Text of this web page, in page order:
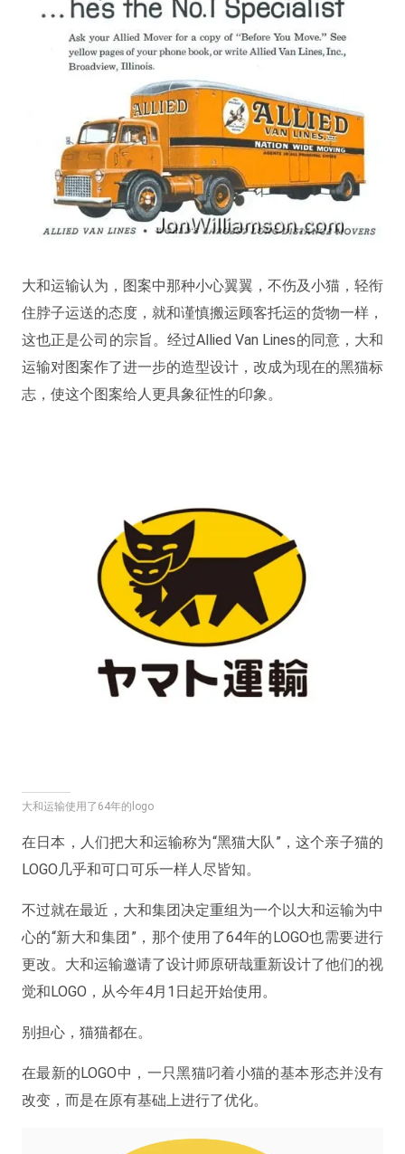
大和运输认为，图案中那种小心翼翼，不伤及小猫，轻衔
住脖子运送的态度，就和谨慎搬运顾客托运的货物一样，
这也正是公司的宗旨。经过Allied Van Lines的同意，大和
运输对图案作了进一步的造型设计，改成为现在的黑猫标
志，使这个图案给人更具象征性的印象。
大和运输使用了64年的logo
在日本，人们把大和运输称为“黑猫大队”，这个亲子猫的
LOGO几乎和可口可乐一样人尽皆知。
不过就在最近，大和集团决定重组为一个以大和运输为中
心的“新大和集团”，那个使用了64年的LOGO也需要进行
更改。大和运输邀请了设计师原研哉重新设计了他们的视
觉和LOGO，从今年4月1日起开始使用。
别担心，猫猫都在。
在最新的LOGO中，一只黑猫叼着小猫的基本形态并没有
改变，而是在原有基础上进行了优化。